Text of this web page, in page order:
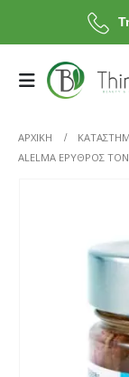
ΑΡΧΙΚΗ
ALELMA ΕΡΥΘΡΌΣ